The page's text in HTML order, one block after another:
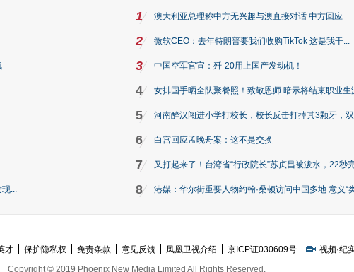
...
1 澳大利亚总理称中方无兴趣与澳直接对话 中方回应
2 微软CEO：去年特朗普要我们收购TikTok 这是我干...
3 中国空军官宣：歼-20用上国产发动机！
4 女排国手晒全队聚餐照！致敬恩师 暗示将结束职业生
5 河南醉汉闯进小学打校长，校长反击打掉其3颗牙，
6 白宫回应孟晚舟案：这不是交换
7 又打起来了！台湾省“行政院长”苏贞昌被泼水，22秒
8 港媒：华尔街重要人物约翰·桑顿访问中国多地 意义“
才 保护隐私权 免责条款 意见反馈 凤凰卫视介绍 京ICP证030609号 视频·纪
Copyright © 2019 Phoenix New Media Limited All Rights Reserved.